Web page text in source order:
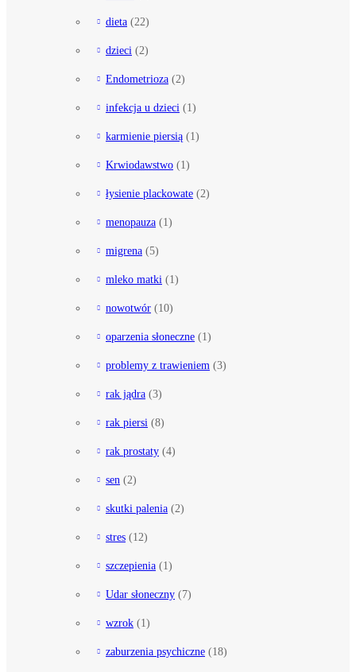
dieta (22)
dzieci (2)
Endometrioza (2)
infekcja u dzieci (1)
karmienie piersią (1)
Krwiodawstwo (1)
łysienie plackowate (2)
menopauza (1)
migrena (5)
mleko matki (1)
nowotwór (10)
oparzenia słoneczne (1)
problemy z trawieniem (3)
rak jądra (3)
rak piersi (8)
rak prostaty (4)
sen (2)
skutki palenia (2)
stres (12)
szczepienia (1)
Udar słoneczny (7)
wzrok (1)
zaburzenia psychiczne (18)